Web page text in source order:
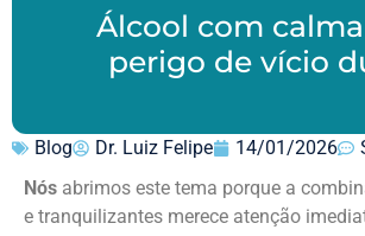
Álcool com
perigo de vício
Blog Dr. Luiz Felipe 14/01/2026
Nós abrimos este tema porque a
e tranquilizantes merece atenção